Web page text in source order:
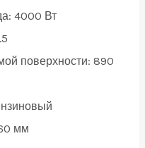
4000 Вт
поверхности: 890
мм